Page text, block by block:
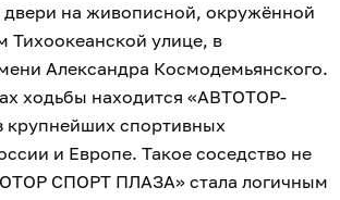
двери на живописной, окружённой
Тихоокеанской улице, в
Александра Космодемьянского.
ходьбы находится «АВТОТОР-
крупнейших спортивных
и Европе. Такое соседство не
СПОРТ ПЛАЗА» стала логичным